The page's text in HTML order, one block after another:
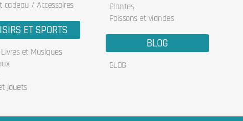
cadeau / Accessoires
ET SPORTS
et Musiques
jouets
Plantes
Poissons et viandes
BLOG
BLOG